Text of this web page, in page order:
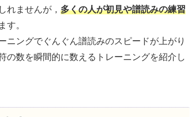
れませんが， 多くの人が初見や譜読みの練習
す。
ングでぐんぐん譜読みのスピードが上がり
の数を瞬間的に数えるトレーニングを紹介し